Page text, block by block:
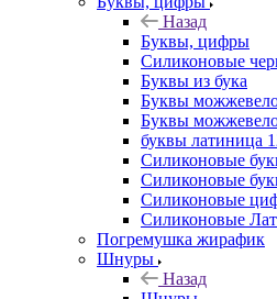
Назад
Буквы, цифры
Силиконовые
Буквы из бука
Буквы
Буквы
буквы латиница
Силиконовые
Силиконовые
Силиконовые
Силиконовые
Погремушка жирафик
Шнуры
Назад